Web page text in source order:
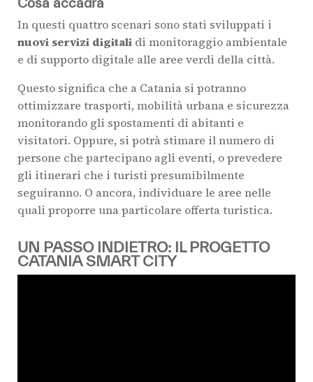
In questi quattro scenari sono stati sviluppati i
nuovi servizi digitali di monitoraggio ambientale
e di supporto digitale alle aree verdi della città.
Questo significa che a Catania si potranno
ottimizzare trasporti, mobilità urbana e sicurezza
monitorando gli spostamenti di abitanti e
visitatori. Oppure, si potrà stimare il numero di
persone che partecipano agli eventi, o prevedere
gli itinerari che i turisti presumibilmente
seguiranno. O ancora, individuare le aree nelle
quali proporre una particolare offerta turistica.
UN PASSO INDIETRO: IL PROGETTO
CATANIA SMART CITY